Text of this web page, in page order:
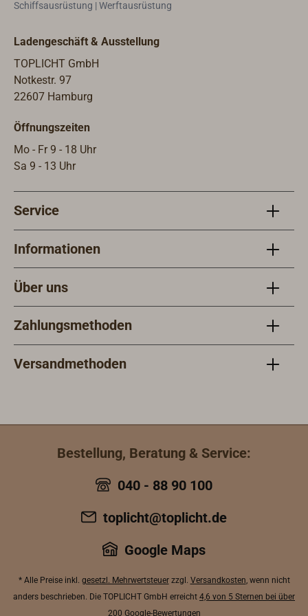
Schiffsausrüstung | Werftausrüstung
Ladengeschäft & Ausstellung
TOPLICHT GmbH
Notkestr. 97
22607 Hamburg
Öffnungszeiten
Mo - Fr 9 - 18 Uhr
Sa 9 - 13 Uhr
Service
Informationen
Über uns
Zahlungsmethoden
Versandmethoden
Bestellung, Beratung & Service:
040 - 88 90 100
toplicht@toplicht.de
Google Maps
* Alle Preise inkl. gesetzl. Mehrwertsteuerzzgl. Versandkosten, wenn nicht
anders beschrieben. Die TOPLICHT GmbH erreicht 4,6 von 5 Sternen bei über
200 Google-Bewertungen